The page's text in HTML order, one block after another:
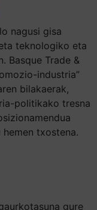
nagusi gisa
teknologiko eta
Basque Trade &
industria”
bilakaerak,
politikako tresna
txostena.
gure